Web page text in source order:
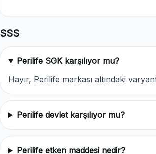
SSS
Perilife SGK karşılıyor mu?
Hayır, Perilife markası altındaki
Perilife devlet karşılıyor mu?
Perilife etken maddesi nedir?